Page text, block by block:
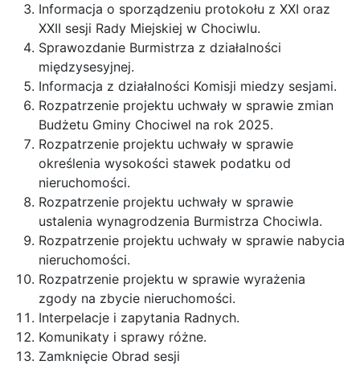
Informacja o sporządzeniu protokołu z XXI oraz
XXII sesji Rady Miejskiej w Chociwlu.
Sprawozdanie Burmistrza z działalności
międzysesyjnej.
Informacja z działalności Komisji miedzy sesjami.
Rozpatrzenie projektu uchwały w sprawie zmian
Budżetu Gminy Chociwel na rok 2025.
Rozpatrzenie projektu uchwały w sprawie
określenia wysokości stawek podatku od
nieruchomości.
Rozpatrzenie projektu uchwały w sprawie
ustalenia wynagrodzenia Burmistrza Chociwla.
Rozpatrzenie projektu uchwały w sprawie nabycia
nieruchomości.
Rozpatrzenie projektu w sprawie wyrażenia
zgody na zbycie nieruchomości.
Interpelacje i zapytania Radnych.
Komunikaty i sprawy różne.
Zamknięcie Obrad sesji